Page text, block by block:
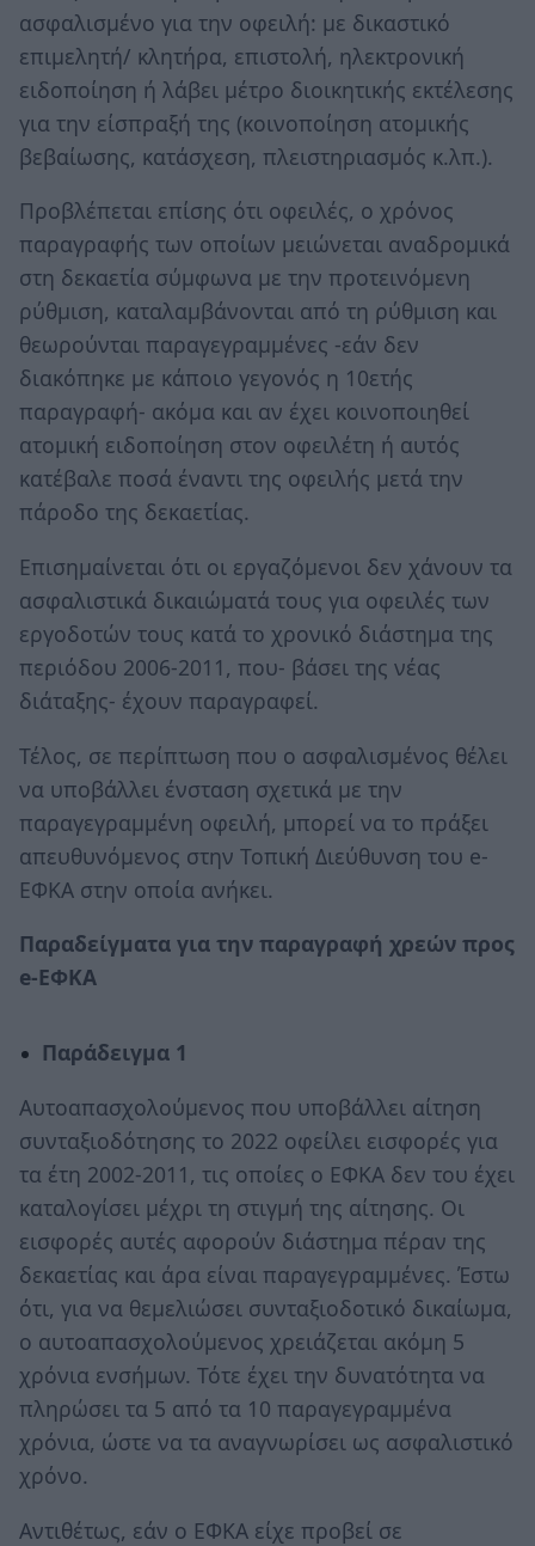
ασφαλισμένο για την οφειλή: με δικαστικό
επιμελητή/ κλητήρα, επιστολή, ηλεκτρονική
ειδοποίηση ή λάβει μέτρο διοικητικής εκτέλεσης
για την είσπραξή της (κοινοποίηση ατομικής
βεβαίωσης, κατάσχεση, πλειστηριασμός κ.λπ.).
Προβλέπεται επίσης ότι οφειλές, ο χρόνος
παραγραφής των οποίων μειώνεται αναδρομικά
στη δεκαετία σύμφωνα με την προτεινόμενη
ρύθμιση, καταλαμβάνονται από τη ρύθμιση και
θεωρούνται παραγεγραμμένες -εάν δεν
διακόπηκε με κάποιο γεγονός η 10ετής
παραγραφή- ακόμα και αν έχει κοινοποιηθεί
ατομική ειδοποίηση στον οφειλέτη ή αυτός
κατέβαλε ποσά έναντι της οφειλής μετά την
πάροδο της δεκαετίας.
Επισημαίνεται ότι οι εργαζόμενοι δεν χάνουν τα
ασφαλιστικά δικαιώματά τους για οφειλές των
εργοδοτών τους κατά το χρονικό διάστημα της
περιόδου 2006-2011, που- βάσει της νέας
διάταξης- έχουν παραγραφεί.
Τέλος, σε περίπτωση που ο ασφαλισμένος θέλει
να υποβάλλει ένσταση σχετικά με την
παραγεγραμμένη οφειλή, μπορεί να το πράξει
απευθυνόμενος στην Τοπική Διεύθυνση του e-
ΕΦΚΑ στην οποία ανήκει.
Παραδείγματα για την παραγραφή χρεών προς
e-ΕΦΚΑ
Παράδειγμα 1
Αυτοαπασχολούμενος που υποβάλλει αίτηση
συνταξιοδότησης το 2022 οφείλει εισφορές για
τα έτη 2002-2011, τις οποίες ο ΕΦΚΑ δεν του έχει
καταλογίσει μέχρι τη στιγμή της αίτησης. Οι
εισφορές αυτές αφορούν διάστημα πέραν της
δεκαετίας και άρα είναι παραγεγραμμένες. Έστω
ότι, για να θεμελιώσει συνταξιοδοτικό δικαίωμα,
ο αυτοαπασχολούμενος χρειάζεται ακόμη 5
χρόνια ενσήμων. Τότε έχει την δυνατότητα να
πληρώσει τα 5 από τα 10 παραγεγραμμένα
χρόνια, ώστε να τα αναγνωρίσει ως ασφαλιστικό
χρόνο.
Αντιθέτως, εάν ο ΕΦΚΑ είχε προβεί σε